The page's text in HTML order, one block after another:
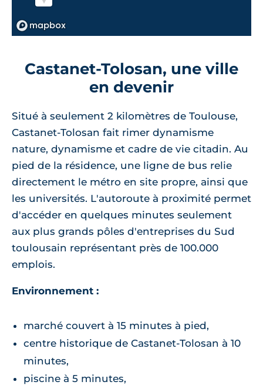
Castanet-Tolosan, une ville
en devenir
Situé à seulement 2 kilomètres de Toulouse,
Castanet-Tolosan fait rimer dynamisme
nature, dynamisme et cadre de vie citadin. Au
pied de la résidence, une ligne de bus relie
directement le métro en site propre, ainsi que
les universités. L'autoroute à proximité permet
d'accéder en quelques minutes seulement
aux plus grands pôles d'entreprises du Sud
toulousain représentant près de 100.000
emplois.
Environnement :
marché couvert à 15 minutes à pied,
centre historique de Castanet-Tolosan à 10
minutes,
piscine à 5 minutes,